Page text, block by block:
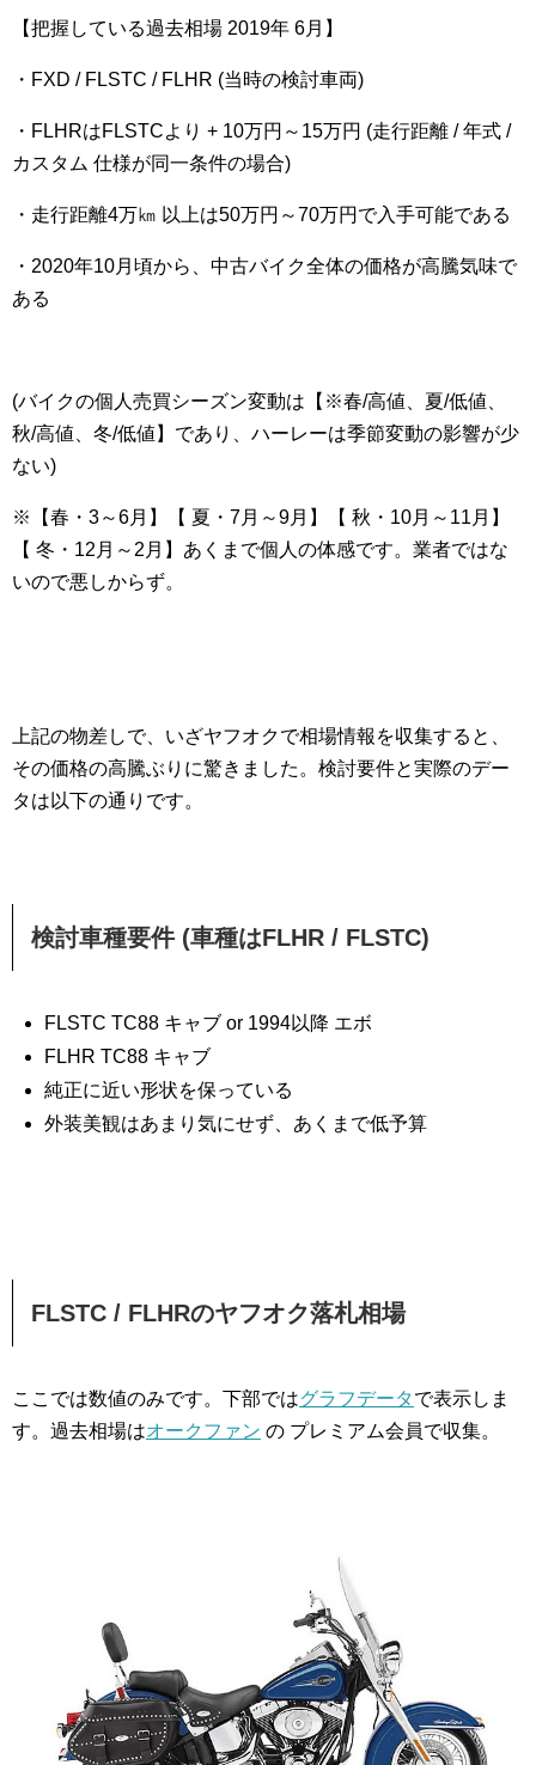
【把握している過去相場 2019年 6月】
・FXD / FLSTC / FLHR (当時の検討車両)
・FLHRはFLSTCより + 10万円～15万円 (走行距離 / 年式 /
カスタム 仕様が同一条件の場合)
・走行距離4万㎞ 以上は50万円～70万円で入手可能である
・2020年10月頃から、中古バイク全体の価格が高騰気味で
ある
(バイクの個人売買シーズン変動は【※春/高値、夏/低値、
秋/高値、冬/低値】であり、ハーレーは季節変動の影響が少
ない)
※【春・3～6月】【 夏・7月～9月】【 秋・10月～11月】
【 冬・12月～2月】あくまで個人の体感です。業者ではな
いので悪しからず。
上記の物差しで、いざヤフオクで相場情報を収集すると、
その価格の高騰ぶりに驚きました。検討要件と実際のデー
タは以下の通りです。
検討車種要件 (車種はFLHR / FLSTC)
FLSTC TC88 キャブ or 1994以降 エボ
FLHR TC88 キャブ
純正に近い形状を保っている
外装美観はあまり気にせず、あくまで低予算
FLSTC / FLHRのヤフオク落札相場
ここでは数値のみです。下部ではグラフデータで表示しま
す。過去相場はオークファン の プレミアム会員で収集。